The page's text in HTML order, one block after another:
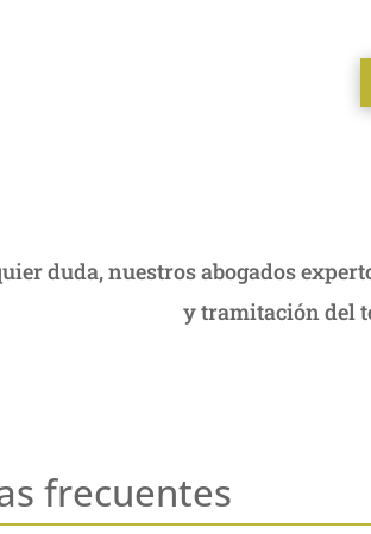
duda, nuestros abogados
y tramitación del
frecuentes